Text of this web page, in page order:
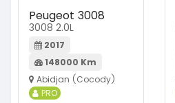
Peugeot 3008
3008 2.0L
2017
148000 Km
Abidjan (Cocody)
PRO